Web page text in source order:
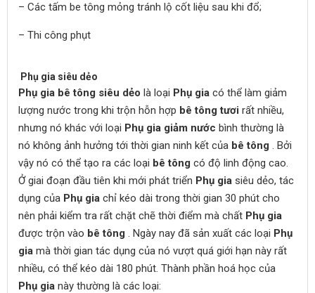
– Các tấm be tông mỏng tránh lộ cốt liệu sau khi đổ;
– Thi công phụt
Phụ gia siêu dẻo
Phụ gia bê tông siêu dẻo là loại Phụ gia có thể làm giảm
lượng nước trong khi trộn hỗn hợp bê tông tươi rất nhiều,
nhưng nó khác với loại Phụ gia giảm nước bình thường là
nó không ảnh hưởng tới thời gian ninh kết của bê tông . Bởi
vậy nó có thể tạo ra các loại bê tông có độ linh động cao.
Ở giai đoạn đầu tiên khi mới phát triển Phụ gia siêu dẻo, tác
dụng của Phụ gia chỉ kéo dài trong thời gian 30 phút cho
nên phải kiểm tra rất chặt chẽ thời điểm mà chất Phụ gia
được trộn vào bê tông . Ngày nay đã sản xuất các loại Phụ
gia mà thời gian tác dụng của nó vượt quá giới hạn này rất
nhiều, có thể kéo dài 180 phút. Thành phần hoá học của
Phụ gia này thường là các loại: